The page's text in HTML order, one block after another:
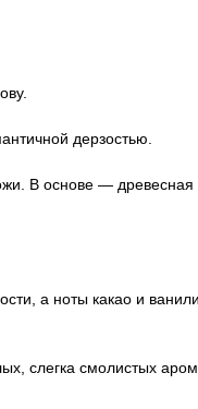
дерзостью.
В основе —
а ноты какао и
слегка смолистых